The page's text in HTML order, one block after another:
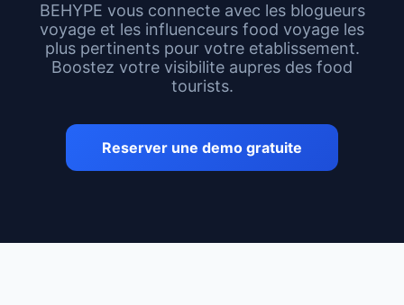
BEHYPE vous connecte avec les blogueurs
voyage et les influenceurs food voyage les
plus pertinents pour votre etablissement.
Boostez votre visibilite aupres des food
tourists.
Reserver une demo gratuite